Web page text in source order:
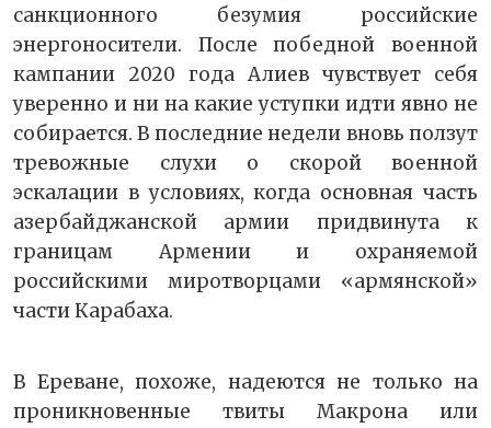
санкционного безумия российские
энергоносители. После победной военной
кампании 2020 года Алиев чувствует себя
уверенно и ни на какие уступки идти явно не
собирается. В последние недели вновь ползут
тревожные слухи о скорой военной
эскалации в условиях, когда основная часть
азербайджанской армии придвинута к
границам Армении и охраняемой
российскими миротворцами «армянской»
части Карабаха.
В Ереване, похоже, надеются не только на
проникновенные твиты Макрона или